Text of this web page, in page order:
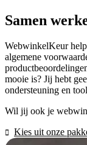
Samen
WebwinkelKeur
algemene
mooie is? Jij hebt
ondersteuning en
Wil jij ook je
Kies uit onze